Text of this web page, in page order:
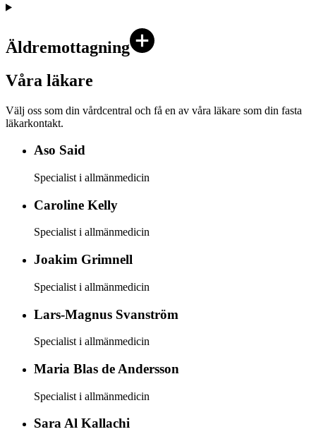
Äldremottagning
Våra läkare
Välj oss som din vårdcentral och få en av våra läkare som din fasta
läkarkontakt.
Aso Said
Specialist i allmänmedicin
Caroline Kelly
Specialist i allmänmedicin
Joakim Grimnell
Specialist i allmänmedicin
Lars-Magnus Svanström
Specialist i allmänmedicin
Maria Blas de Andersson
Specialist i allmänmedicin
SaraAl Kallachi